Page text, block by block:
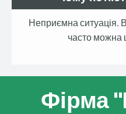
Неприємна ситуація.
часто можна
Фірма